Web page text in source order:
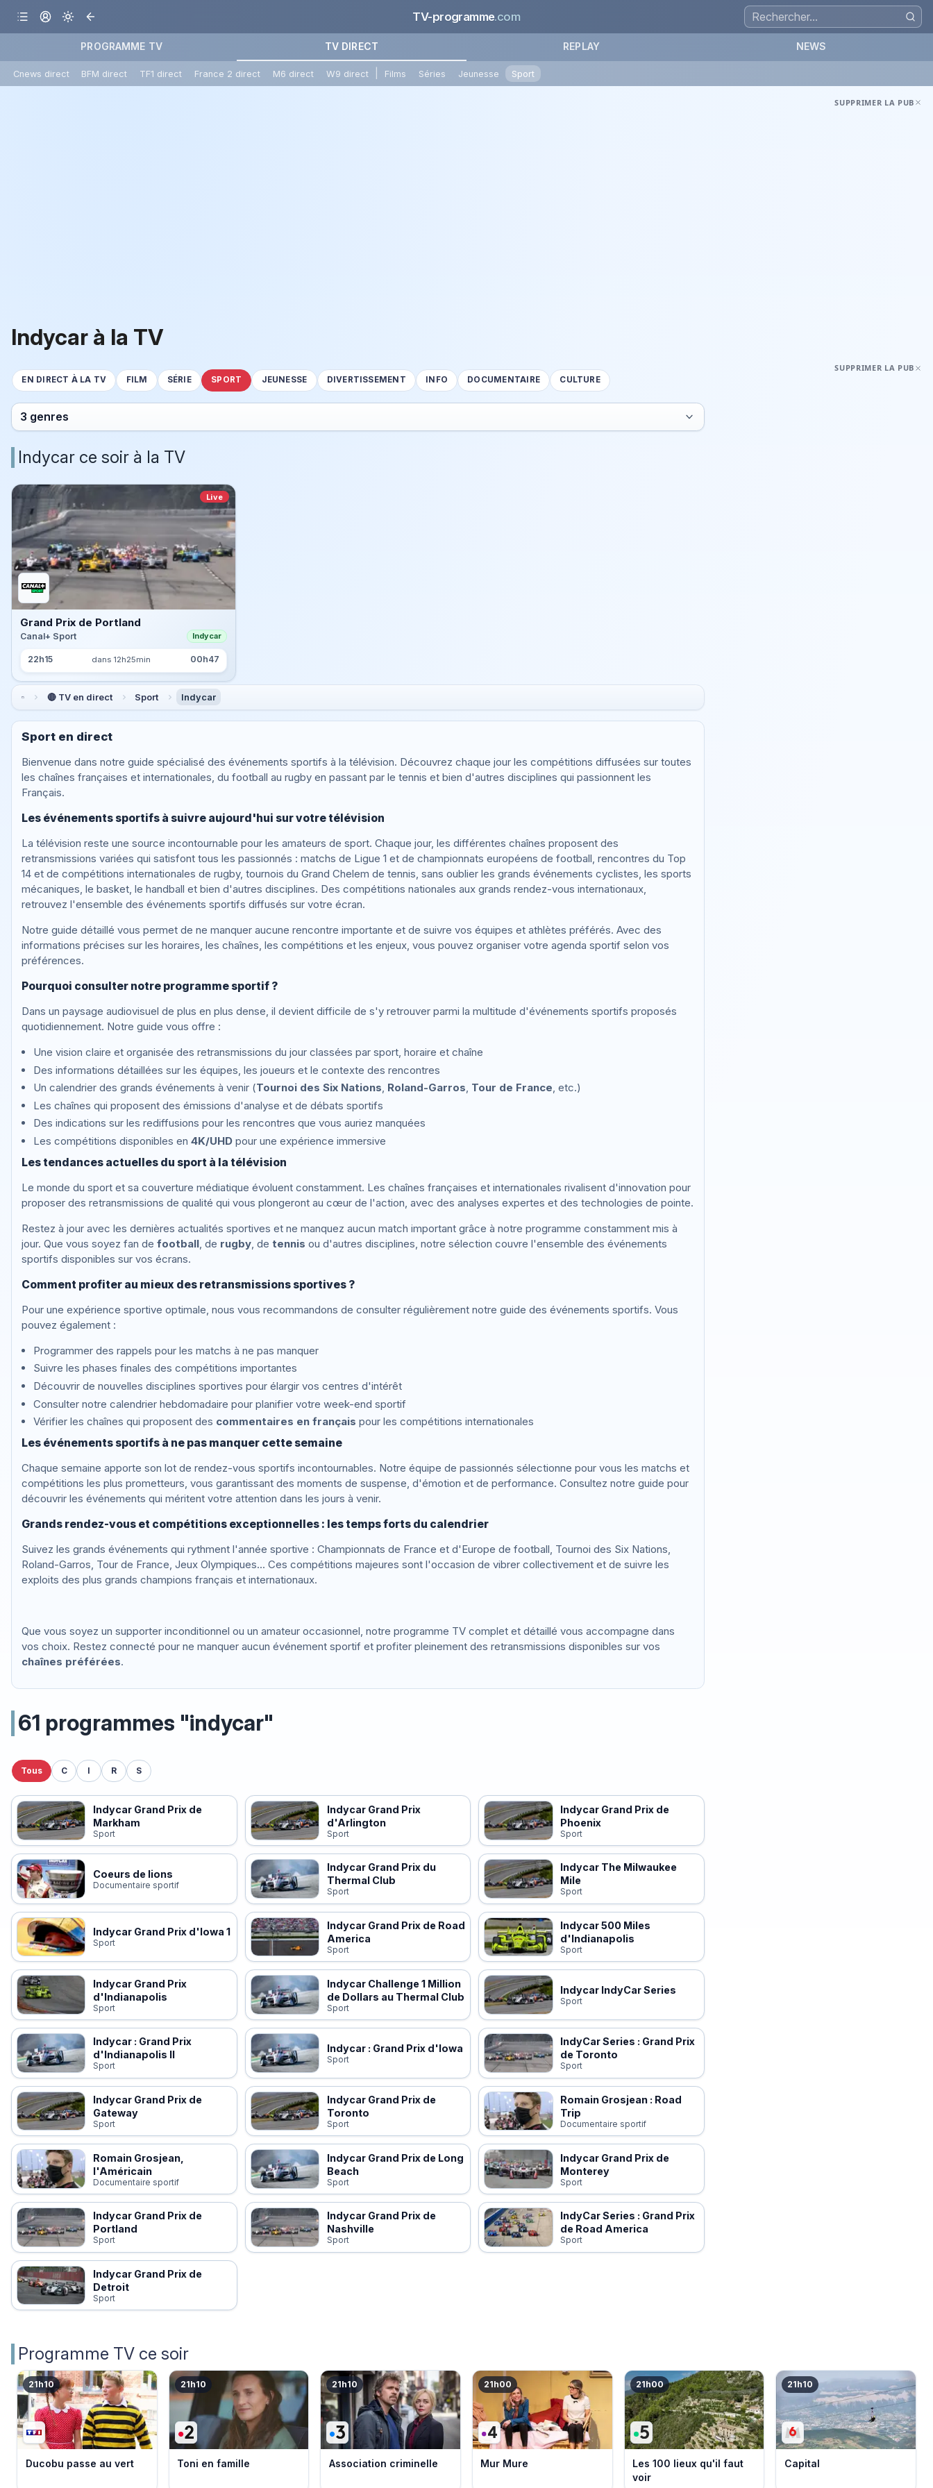
TV-programme.com
PROGRAMME TV TV DIRECT REPLAY NEWS
Cnews direct BFM direct TF1 direct France 2 direct M6 direct W9 direct Films Séries Jeunesse Sport
SUPPRIMER LA PUB
Indycar à la TV
EN DIRECT À LA TV FILM SÉRIE SPORT JEUNESSE DIVERTISSEMENT INFO DOCUMENTAIRE CULTURE
3 genres
Indycar ce soir à la TV
Live
Grand Prix de Portland
Canal+ Sport Indycar
22h15 dans 12h25min 00h47
🔴 TV en direct Sport Indycar
Sport en direct
Bienvenue dans notre guide spécialisé des événements sportifs à la télévision. Découvrez chaque jour les compétitions diffusées sur toutes
les chaînes françaises et internationales, du football au rugby en passant par le tennis et bien d'autres disciplines qui passionnent les
Français.
Les événements sportifs à suivre aujourd'hui sur votre télévision
La télévision reste une source incontournable pour les amateurs de sport. Chaque jour, les différentes chaînes proposent des
retransmissions variées qui satisfont tous les passionnés : matchs de Ligue 1 et de championnats européens de football, rencontres du Top
14 et de compétitions internationales de rugby, tournois du Grand Chelem de tennis, sans oublier les grands événements cyclistes, les sports
mécaniques, le basket, le handball et bien d'autres disciplines. Des compétitions nationales aux grands rendez-vous internationaux,
retrouvez l'ensemble des événements sportifs diffusés sur votre écran.
Notre guide détaillé vous permet de ne manquer aucune rencontre importante et de suivre vos équipes et athlètes préférés. Avec des
informations précises sur les horaires, les chaînes, les compétitions et les enjeux, vous pouvez organiser votre agenda sportif selon vos
préférences.
Pourquoi consulter notre programme sportif ?
Dans un paysage audiovisuel de plus en plus dense, il devient difficile de s'y retrouver parmi la multitude d'événements sportifs proposés
quotidiennement. Notre guide vous offre :
Une vision claire et organisée des retransmissions du jour classées par sport, horaire et chaîne
Des informations détaillées sur les équipes, les joueurs et le contexte des rencontres
Un calendrier des grands événements à venir (Tournoi des Six Nations, Roland-Garros, Tour de France, etc.)
Les chaînes qui proposent des émissions d'analyse et de débats sportifs
Des indications sur les rediffusions pour les rencontres que vous auriez manquées
Les compétitions disponibles en 4K/UHDpour une expérience immersive
Les tendances actuelles du sport à la télévision
Le monde du sport et sa couverture médiatique évoluent constamment. Les chaînes françaises et internationales rivalisent d'innovation pour
proposer des retransmissions de qualité qui vous plongeront au cœur de l'action, avec des analyses expertes et des technologies de pointe.
Restez à jour avec les dernières actualités sportives et ne manquez aucun match important grâce à notre programme constamment mis à
jour. Que vous soyez fan de football, de rugby, de tennis ou d'autres disciplines, notre sélection couvre l'ensemble des événements
sportifs disponibles sur vos écrans.
Comment profiter au mieux des retransmissions sportives ?
Pour une expérience sportive optimale, nous vous recommandons de consulter régulièrement notre guide des événements sportifs. Vous
pouvez également :
Programmer des rappels pour les matchs à ne pas manquer
Suivre les phases finales des compétitions importantes
Découvrir de nouvelles disciplines sportives pour élargir vos centres d'intérêt
Consulter notre calendrier hebdomadaire pour planifier votre week-end sportif
Vérifier les chaînes qui proposent des commentaires en français pour les compétitions internationales
Les événements sportifs à ne pas manquer cette semaine
Chaque semaine apporte son lot de rendez-vous sportifs incontournables. Notre équipe de passionnés sélectionne pour vous les matchs et
compétitions les plus prometteurs, vous garantissant des moments de suspense, d'émotion et de performance. Consultez notre guide pour
découvrir les événements qui méritent votre attention dans les jours à venir.
Grands rendez-vous et compétitions exceptionnelles : les temps forts du calendrier
Suivez les grands événements qui rythment l'année sportive : Championnats de France et d'Europe de football, Tournoi des Six Nations,
Roland-Garros, Tour de France, Jeux Olympiques... Ces compétitions majeures sont l'occasion de vibrer collectivement et de suivre les
exploits des plus grands champions français et internationaux.
Que vous soyez un supporter inconditionnel ou un amateur occasionnel, notre programme TV complet et détaillé vous accompagne dans
vos choix. Restez connecté pour ne manquer aucun événement sportif et profiter pleinement des retransmissions disponibles sur vos
chaînes préférées.
61 programmes "indycar"
Tous C I R S
Indycar Grand Prix de
Markham
Sport
Indycar Grand Prix
d'Arlington
Sport
Indycar Grand Prix de
Phoenix
Sport
Coeurs de lions
Documentaire sportif
Indycar Grand Prix du
Thermal Club
Sport
Indycar The Milwaukee
Mile
Sport
Indycar Grand Prix d'Iowa 1
Sport
Indycar Grand Prix de Road
America
Sport
Indycar 500 Miles
d'Indianapolis
Sport
Indycar Grand Prix
d'Indianapolis
Sport
Indycar Challenge 1 Million
de Dollars au Thermal Club
Sport
Indycar IndyCar Series
Sport
Indycar : Grand Prix
d'Indianapolis II
Sport
Indycar : Grand Prix d'Iowa
Sport
IndyCar Series : Grand Prix
de Toronto
Sport
Indycar Grand Prix de
Gateway
Sport
Indycar Grand Prix de
Toronto
Sport
Romain Grosjean : Road
Trip
Documentaire sportif
Romain Grosjean,
l'Américain
Documentaire sportif
Indycar Grand Prix de Long
Beach
Sport
Indycar Grand Prix de
Monterey
Sport
Indycar Grand Prix de
Portland
Sport
Indycar Grand Prix de
Nashville
Sport
IndyCar Series : Grand Prix
de Road America
Sport
Indycar Grand Prix de
Detroit
Sport
SUPPRIMER LA PUB
Programme TV ce soir
21h10
Ducobu passe au vert
21h10
Toni en famille
21h10
Association criminelle
21h00
Mur Mure
21h00
Les 100 lieux qu'il faut
voir
21h10
Capital